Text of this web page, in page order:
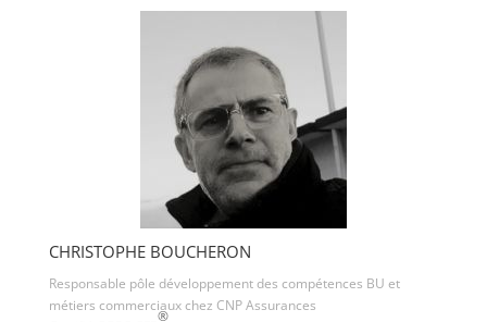
CHRISTOPHE BOUCHERON
Responsable pôle développement des compétences BU et
métiers commerciaux chez CNP Assurances
®